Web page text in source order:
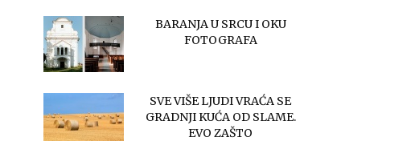
BARANJA U SRCU I OKU
FOTOGRAFA
SVE VIŠE LJUDI VRAĆA SE
GRADNJI KUĆA OD SLAME.
EVO ZAŠTO